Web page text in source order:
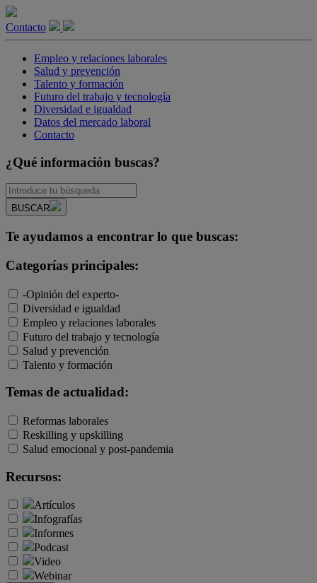
Contacto
Empleo y relaciones laborales
Salud y prevención
Talento y formación
Futuro del trabajo y tecnología
Diversidad e igualdad
Datos del mercado laboral
Contacto
¿Qué información buscas?
BUSCAR
Te ayudamos a encontrar lo que buscas:
Categorías principales:
-Opinión del experto-
Diversidad e igualdad
Empleo y relaciones laborales
Futuro del trabajo y tecnología
Salud y prevención
Talento y formación
Temas de actualidad:
Reformas laborales
Reskilling y upskilling
Salud emocional y post-pandemia
Recursos:
Artículos
Infografías
Informes
Podcast
Video
Webinar